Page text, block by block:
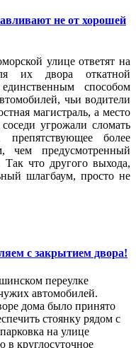
не от хорошей
улице ответят на
их двора откатной
способом
чьи водители
магистраль, а место
угрожали сломать
более
чем предусмотренный
что другого выхода,
шлагбаум, просто не
с закрытием двора!
переулке
автомобилей.
дома было принято
стоянку рядом с
на улице
в круглосуточное